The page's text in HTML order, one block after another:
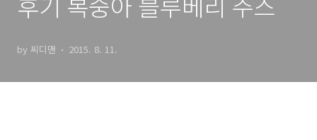
by 씨디맨 2015. 8. 11.